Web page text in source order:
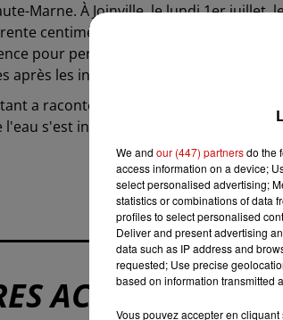
Marne. À Joinville, le lundi 1er
centimètres au pied des maisons,
pour permettre l'évacuation des
après les intempéries du week-end.
a raconté avoir été presque
s'est infiltrée dans sa maison.
ACTUALITÉS
We and our (447) partnersdo the
access information on a device;
select personalised advertising;
statistics or combinations of data
profiles to select personalised
Deliver and present advertising
data such as IP address and
requested; Use precise
based on information transmitted
Vous pouvez accepter en